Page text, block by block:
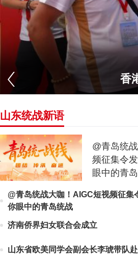
香
山东统战新语
@青岛统
频征集令
眼中的青
@青岛统战大咖！AIGC短视频征集
你眼中的青岛统战
济南侨界妇女联合会成立
山东省欧美同学会副会长李琥带队